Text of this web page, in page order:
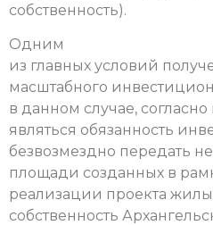
собственность).
Одним
из главных условий
масштабного
в данном случае,
являться обязанность
безвозмездно передать
площади созданных в
реализации проекта
собственность